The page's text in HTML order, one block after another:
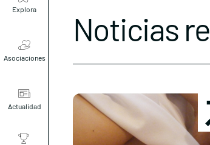
Explora
Asociaciones
Actualidad
Noticias